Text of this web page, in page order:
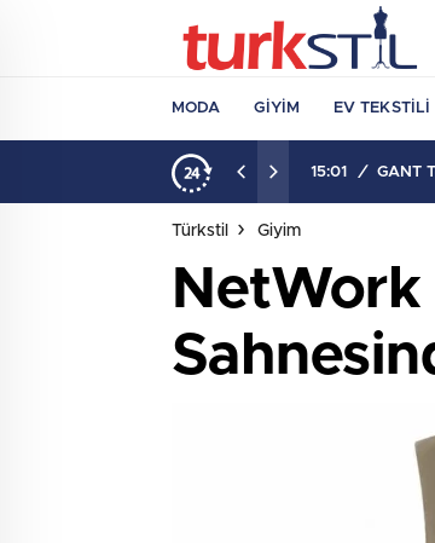
MODA GIYIM EV TEKSTILI
15:01 / GANT
Türkstil Giyim